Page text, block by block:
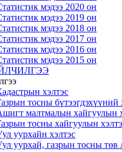
мэдээ 2020 он
мэдээ 2019 он
мэдээ 2018 он
мэдээ 2017 он
мэдээ 2016 он
мэдээ 2015 он
хэлтэс
тосны бүтээгдэхүүний
малтмалын хайгуулын
тосны хайгуулын
уурхайн хэлтэс
уурхай, газрын тосны төв